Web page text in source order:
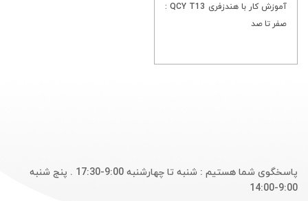
آموزش کار با هندزفری QCY T13 :
صفر تا صد
پاسخگوی شما هستیم : شنبه تا چهارشنبه 9:00-17:30 . پنج شنبه
9:00-14:00